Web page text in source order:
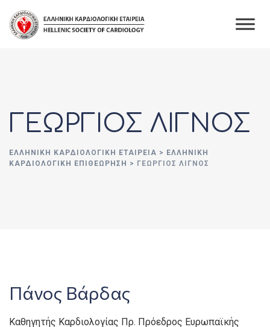
content
ΓΕΩΡΓΙΟΣ ΛΙΓΝΟΣ
ΕΛΛΗΝΙΚΉ ΚΑΡΔΙΟΛΟΓΙΚΉ ΕΤΑΙΡΕΊΑ > ΕΛΛΗΝΙΚΗ
ΚΑΡΔΙΟΛΟΓΙΚΗ ΕΠΙΘΕΩΡΗΣΗ > ΓΕΩΡΓΙΟΣ ΛΙΓΝΟΣ
Πάνος Βάρδας
Καθηγητής Καρδιολογίας Πρ. Πρόεδρος Ευρωπαϊκής